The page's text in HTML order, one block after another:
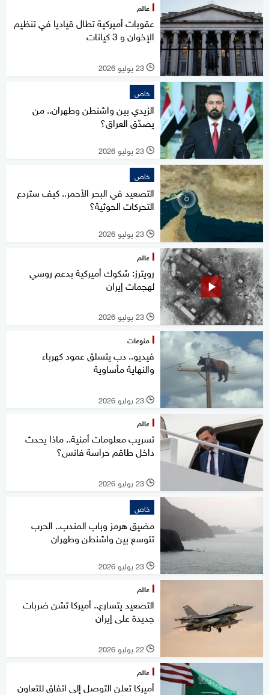
عالم
عقوبات أميركية تطال قياديا في تنظيم
الإخوان و 3 كيانات
l 23 يوليو 2026
خاص
الزيدي بين واشنطن وطهران.. من
يصدّق العراق؟
l 23 يوليو 2026
خاص
التصعيد في البحر الأحمر.. كيف ستردع
التحركات الحوثية؟
l 23 يوليو 2026
عالم
رويترز: شكوك أميركية بدعم روسي
لهجمات إيران
l 23 يوليو 2026
منوعات
فيديو.. دب يتسلق عمود كهرباء
والنهاية مأساوية
l 23 يوليو 2026
عالم
تسريب معلومات أمنية.. ماذا يحدث
داخل طاقم حراسة فانس؟
l 23 يوليو 2026
خاص
مضيق هرمز وباب المندب.. الحرب
تتوسع بين واشنطن وطهران
l 23 يوليو 2026
عالم
التصعيد يتسارع.. أميركا تشن ضربات
جديدة على إيران
l 22 يوليو 2026
عالم
أميركا تعلن التوصل إلى اتفاق للتعاون